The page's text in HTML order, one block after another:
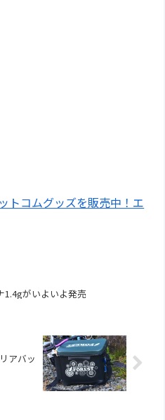
トコムグッズを販売中！エ
1.4gがいよいよ発売
アバッ